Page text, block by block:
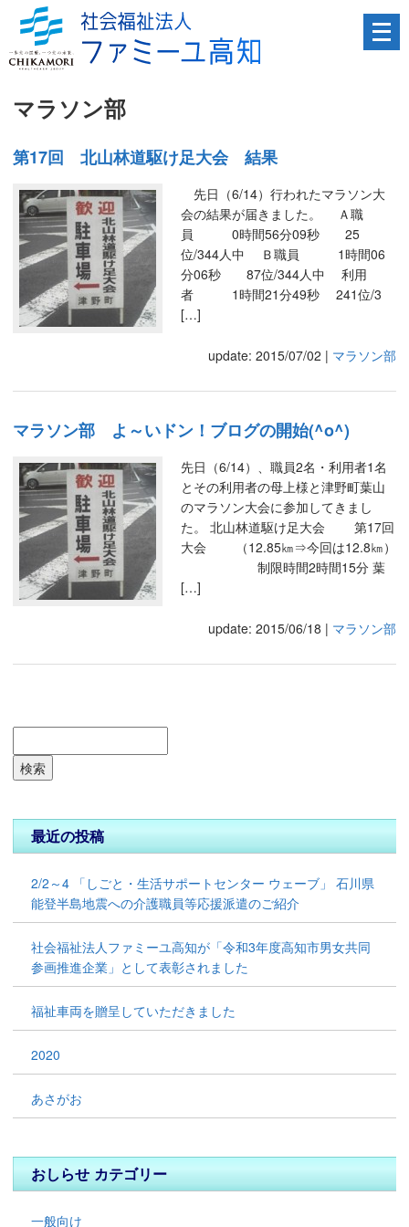
メ
ニ
マラソン部
第17回 北山林道駆け足大会 結果
先日（6/14）行われたマラソン大
会の結果が届きました。 Ａ職
員 0時間56分09秒 25
位/344人中 Ｂ職員 1時間06
分06秒 87位/344人中 利用
者 1時間21分49秒 241位/3
[…]
update: 2015/07/02 | マラソン部
マラソン部 よ～いドン！ブログの開始(^o^)
先日（6/14）、職員2名・利用者1名
とその利用者の母上様と津野町葉山
のマラソン大会に参加してきまし
た。 北山林道駆け足大会 第17回
大会 （12.85㎞⇒今回は12.8㎞）
制限時間2時間15分 葉
[…]
update: 2015/06/18 | マラソン部
検索
最近の投稿
2/2～4 「しごと・生活サポートセンター ウェーブ」 ⽯川県
能登半島地震への介護職員等応援派遣のご紹介
社会福祉法人ファミーユ高知が「令和3年度高知市男女共同
参画推進企業」として表彰されました
福祉車両を贈呈していただきました
2020
あさがお
おしらせ カテゴリー
一般向け